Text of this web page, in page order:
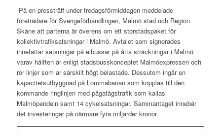
På en pressträff under fredagsförmiddagen meddelade
företrädare för Sverigeförhandlingen, Malmö stad och Region
Skåne att parterna är överens om ett storstadspaket för
kollektivtrafiksatsningar i Malmö. Avtalet som signerades
innefattar satsningar på elbussar på åtta sträckningar i Malmö
varav hälften är enligt stadsbusskonceptet Malmöexpressen och
rör linjer som är särskilt högt belastade. Dessutom ingår en
kapacitetsutbyggnad på Lommabanan som kopplas till den
kommande ringlinjen med pågatågstrafik som kallas
Malmöpendeln samt 14 cykelsatsningar. Sammantaget innebär
det investeringar på närmare fyra miljarder kronor.